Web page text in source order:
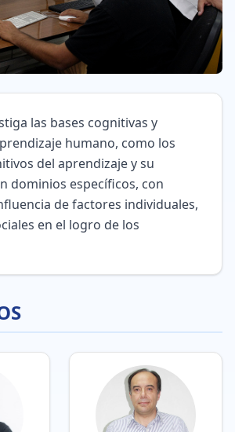
las bases cognitivas y
humano, como los
del aprendizaje y su
dominios específicos, con
de factores individuales,
en el logro de los